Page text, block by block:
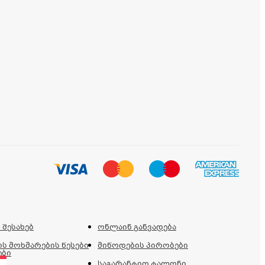
ონლაინ განვადება
მოხმარების წესები მიწოდების პირობები